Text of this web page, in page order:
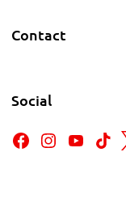
Contact
Social